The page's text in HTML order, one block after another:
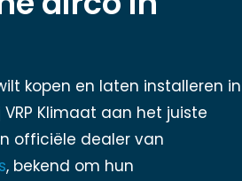
kopen en laten installeren in
VRP Klimaat aan het juiste
officiële dealer van
, bekend om hun